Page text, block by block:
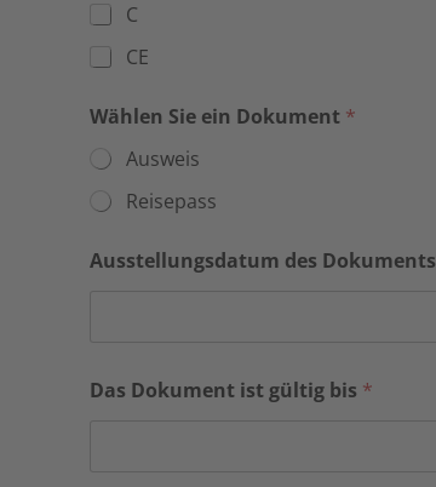
C
CE
Wählen Sie ein Dokument *
Ausweis
Reisepass
Ausstellungsdatum des Dokuments
Das Dokument ist gültig bis *